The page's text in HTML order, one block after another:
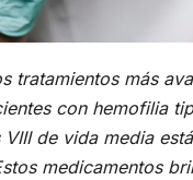
tratamientos más
con hemofilia
VIII de vida media
medicamentos